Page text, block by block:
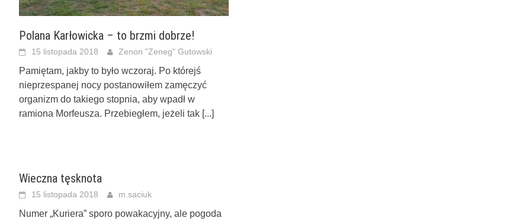
Polana Karłowicka – to brzmi dobrze!
15 listopada 2018 Zenon "Zeneg" Gutowski
Pamiętam, jakby to było wczoraj. Po którejś
nieprzespanej nocy postanowiłem zamęczyć
organizm do takiego stopnia, aby wpadł w
ramiona Morfeusza. Przebiegłem, jeżeli tak [...]
Wieczna tęsknota
15 listopada 2018 m.saciuk
Numer „Kuriera” sporo powakacyjny, ale pogoda